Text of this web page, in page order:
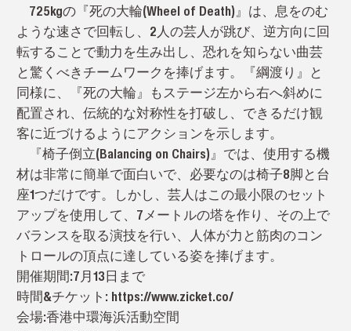
725kgの『死の大輪(Wheel of Death)』は、息をのむ
ような速さで回転し、2人の芸人が跳び、逆方向に回
転することで動力を生み出し、恐れを知らない曲芸
と驚くべきチームワークを捧げます。『綱渡り』と
同様に、『死の大輪』もステージ左から右へ斜めに
配置され、伝統的な対称性を打破し、できるだけ観
客に近づけるようにアクションを示します。
『椅子倒立(Balancing on Chairs)』では、使用する機
材は非常に簡単で面白いで、必要なのは椅子8脚と台
座1つだけです。しかし、芸人はこの最小限のセット
アップを使用して、7メートルの塔を作り、その上で
バランスを取る演技を行い、人体が力と筋肉のコン
トロールの頂点に達している姿を捧げます。
開催期間:7月13日まで
時間&チケット: https://www.zicket.co/
会場:香港中環海浜活動空間